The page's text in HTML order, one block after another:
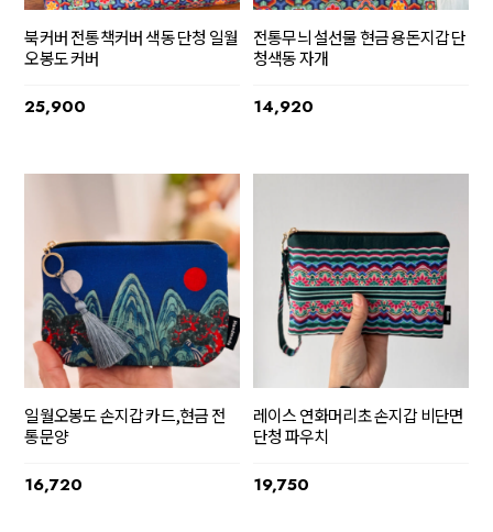
북커버 전통책커버 색동 단청 일월
오봉도 커버
25,900
전통무늬 설선물 현금 용돈지갑 단
청색동 자개
14,920
일월오봉도 손지갑 카드,현금 전
통문양
16,720
레이스 연화머리초 손지갑 비단면
단청 파우치
19,750